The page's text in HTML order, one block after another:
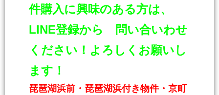
件購入に興味のある方は、
LINE登録から 問い合いわせ
ください！よろしくお願いし
ます！
琵琶湖浜前・琵琶湖浜付き物件・京町